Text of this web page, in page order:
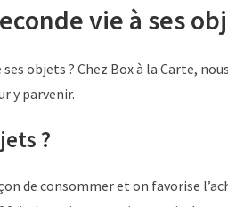
vie à ses
objets ? Chez Box à la Carte,
y parvenir.
?
de consommer et on favorise